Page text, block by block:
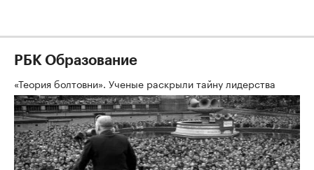
РБК Образование
«Теория болтовни». Ученые раскрыли тайну лидерства